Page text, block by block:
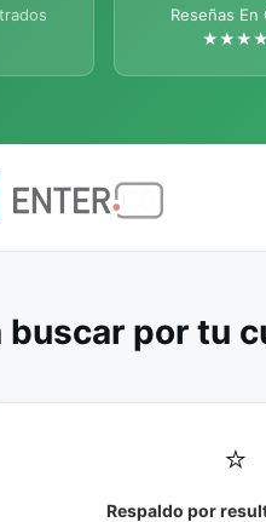
Reseñas En
por tu
⭐
Respaldo por